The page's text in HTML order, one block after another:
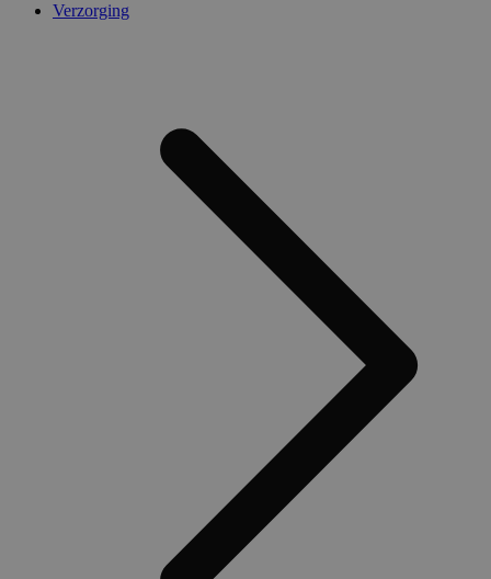
Verzorging